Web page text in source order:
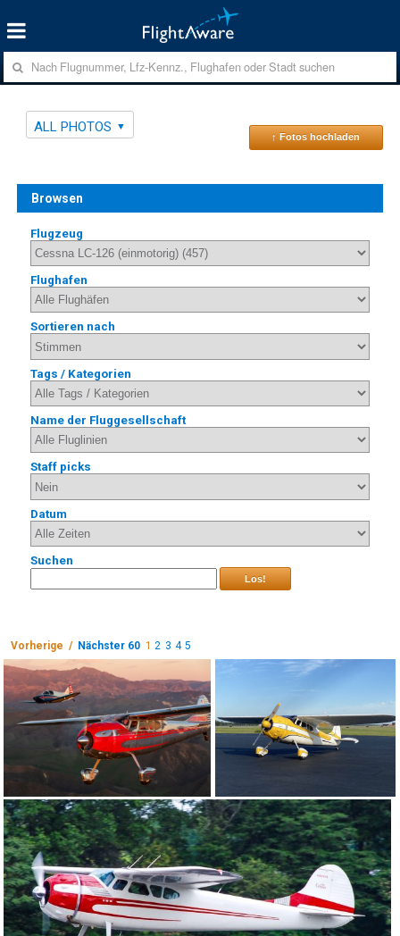
ALL PHOTOS
↑ Fotos hochladen
Browsen
Flugzeug
Flughafen
Sortieren nach
Tags / Kategorien
Name der Fluggesellschaft
Staff picks
Datum
Suchen
Los!
Vorherige / Nächster 60 1 2 3 4 5